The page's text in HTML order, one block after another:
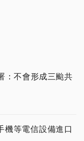
：不會形成三颱共
機等電信設備進口